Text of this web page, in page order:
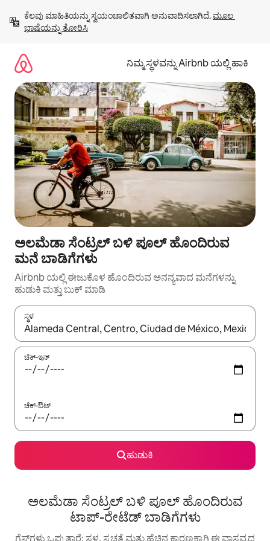
ಹೋಗಿ
ಕೆಲವು ಮಾಹಿತಿಯನ್ನು ಸ್ವಯಂಚಾಲಿತವಾಗಿ ಅನುವಾದಿಸಲಾಗಿದೆ. ಮೂಲ
ಭಾಷೆಯನ್ನು ತೋರಿಸಿ
ನಿಮ್ಮ ಸ್ಥಳವನ್ನು Airbnb ಯಲ್ಲಿ ಹಾಕಿ
ಅಲಮೆಡಾ ಸೆಂಟ್ರಲ್ ಬಳಿ ಪೂಲ್ ಹೊಂದಿರುವ
ಮನೆ ಬಾಡಿಗೆಗಳು
Airbnb ಯಲ್ಲಿ ಈಜುಕೊಳ ಹೊಂದಿರುವ ಅನನ್ಯವಾದ ಮನೆಗಳನ್ನು
ಹುಡುಕಿ ಮತ್ತು ಬುಕ್ ಮಾಡಿ
ಸ್ಥಳ
ಫಲಿತಾಂಶಗಳು ಲಭ್ಯವಿರುವಾಗ, ಅಪ್ ಮತ್ತು ಡೌನ್ ಬಾಣದ ಕೀಲಿಗಳೊಂದಿಗೆ
ಚೆಕ್-ಇನ್
ಚೆಕ್-ಔಟ್
ಹುಡುಕಿ
ಅಲಮೆಡಾ ಸೆಂಟ್ರಲ್ ಬಳಿ ಪೂಲ್ ಹೊಂದಿರುವ
ಟಾಪ್-ರೇಟೆಡ್ ಬಾಡಿಗೆಗಳು
ಗೆಸ್ಟ್‌ಗಳು ಒಪ್ಪುತ್ತಾರೆ: ಸ್ಥಳ, ಸ್ವಚ್ಛತೆ ಮತ್ತು ಹೆಚ್ಚಿನ ಕಾರಣಕ್ಕಾಗಿ ಈ ವಾಸ್ತವ್ಯದ